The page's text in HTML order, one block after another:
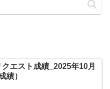
エスト成績_2025年10月
績）